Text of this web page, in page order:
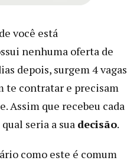
você está
nenhuma oferta de
depois, surgem 4 vagas
te contratar e precisam
Assim que recebeu cada
seria a sua decisão.
como este é comum